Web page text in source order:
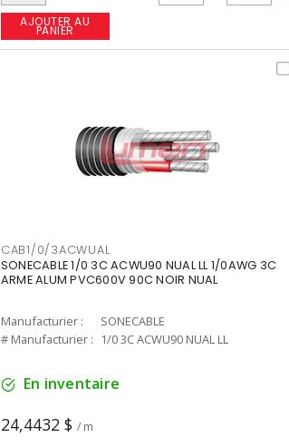
AJOUTER AU
PANIER
CAB1/0/3ACWUAL
SONECABLE 1/0 3C ACWU90 NUAL LL 1/0AWG 3C
ARME ALUM PVC600V 90C NOIR NUAL
Manufacturier :
SONECABLE
# Manufacturier :
1/0 3C ACWU90 NUAL LL
En inventaire
24,4432 $ / m